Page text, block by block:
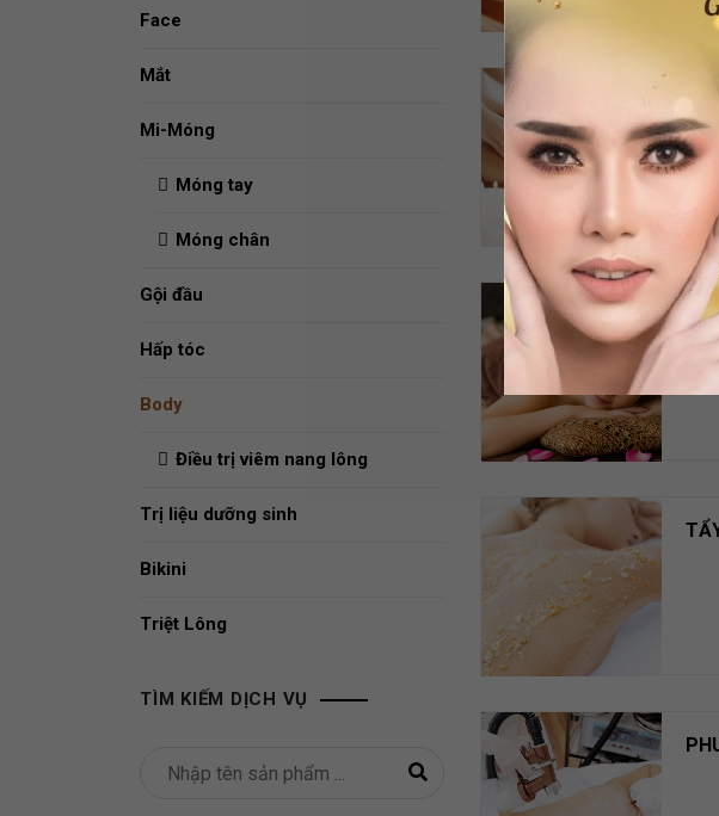
Face
Mắt
Mi-Móng
Móng tay
Móng chân
Gội đầu
Hấp tóc
Body
Điều trị viêm nang lông
Trị liệu dưỡng sinh
Bikini
Triệt Lông
TÌM KIẾM DỊCH VỤ